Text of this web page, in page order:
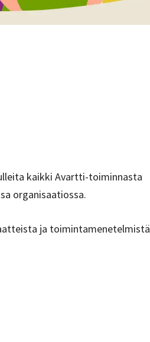
kaikki Avartti-toiminnasta
organisaatiossa.
ja toimintamenetelmistä